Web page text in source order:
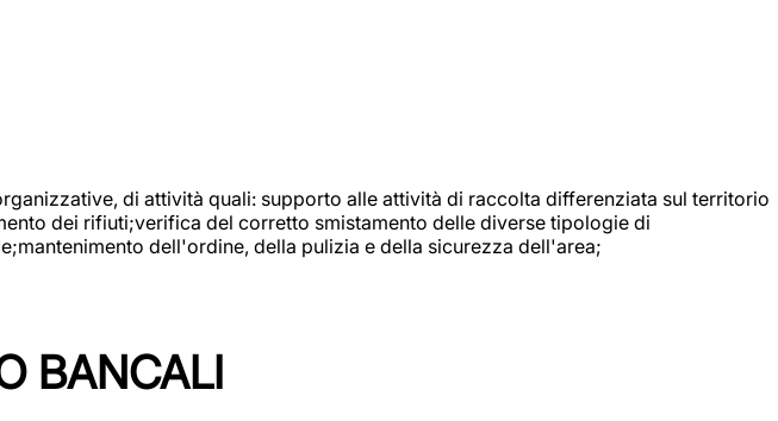
di attività quali: supporto alle attività di raccolta differenziata sul territorio
dei rifiuti;verifica del corretto smistamento delle diverse tipologie di
dell'ordine, della pulizia e della sicurezza dell'area;
BANCALI